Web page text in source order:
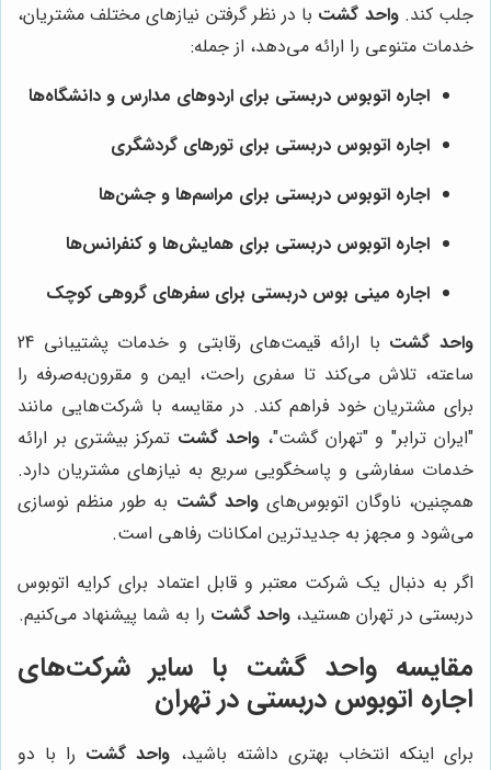
جلب کند.واحد گشت با در نظر گرفتن نیازهای مختلف مشتریان،
خدمات متنوعی را ارائه می‌دهد، از جمله:
اجاره اتوبوس دربستی برای اردوهای مدارس و دانشگاه‌ها
اجاره اتوبوس دربستی برای تورهای گردشگری
اجاره اتوبوس دربستی برای مراسم‌ها و جشن‌ها
اجاره اتوبوس دربستی برای همایش‌ها و کنفرانس‌ها
اجاره مینی بوس دربستی برای سفرهای گروهی کوچک
واحد گشت
با ارائه قیمت‌های رقابتی و خدمات پشتیبانی 24
ساعته، تلاش می‌کند تا سفری راحت، ایمن و مقرون‌به‌صرفه را
برای مشتریان خود فراهم کند. در مقایسه با شرکت‌هایی مانند
"ایران ترابر" و "تهران گشت"، واحد گشت تمرکز بیشتری بر ارائه
خدمات سفارشی و پاسخگویی سریع به نیازهای مشتریان دارد.
همچنین، ناوگان اتوبوس‌هایواحد گشت به طور منظم نوسازی
می‌شود و مجهز به جدیدترین امکانات رفاهی است.
اگر به دنبال یک شرکت معتبر و قابل اعتماد برای کرایه اتوبوس
دربستی در تهران هستید، واحد گشت را به شما پیشنهاد می‌کنیم.
مقایسهواحد گشت با سایر شرکت‌های
اجاره اتوبوس دربستی در تهران
برای اینکه انتخاب بهتری داشته باشید، واحد گشت را با دو